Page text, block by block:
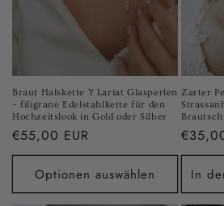
Braut Halskette Y Lariat Glasperlen
– filigrane Edelstahlkette für den
Hochzeitslook in Gold oder Silber
Normaler
Preis
€55,00 EUR
Optionen auswählen
Zarter
Preis
In